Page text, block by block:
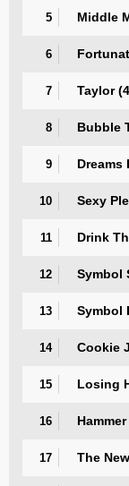
5 Middle
6
7 Taylor
8 Bubble
9 Dreams
10 Sexy
11 Drink
12 Symbol
13 Symbol
14 Cookie
15 Losing
16
17 The